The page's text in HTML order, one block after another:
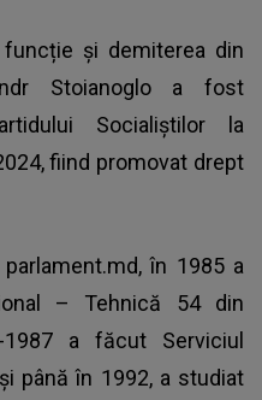
și demiterea din
Stoianogloa fost
Socialiștilor la
fiind promovat drept
în 1985 a
– Tehnică 54 din
a făcut Serviciul
până în 1992, a studiat